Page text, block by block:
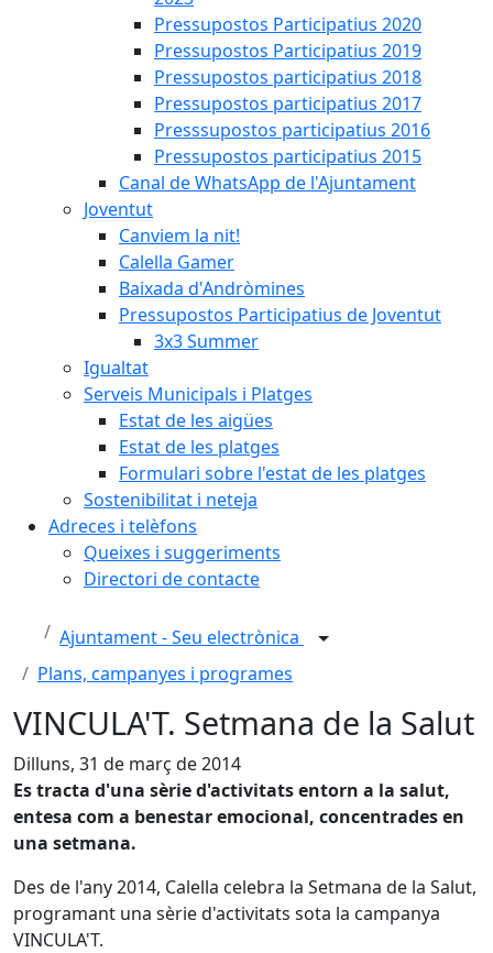
Pressupostos Participatius 2020
Pressupostos Participatius 2019
Pressupostos participatius 2018
Pressupostos participatius 2017
Presssupostos participatius 2016
Pressupostos participatius 2015
Canal de WhatsApp de l'Ajuntament
Joventut
Canviem la nit!
Calella Gamer
Baixada d'Andròmines
Pressupostos Participatius de Joventut
3x3 Summer
Igualtat
Serveis Municipals i Platges
Estat de les aigües
Estat de les platges
Formulari sobre l'estat de les platges
Sostenibilitat i neteja
Adreces i telèfons
Queixes i suggeriments
Directori de contacte
Ajuntament - Seu electrònica
Plans, campanyes i programes
VINCULA'T. Setmana de la Salut
Dilluns, 31 de març de 2014
Es tracta d'una sèrie d'activitats entorn a la salut,
entesa com a benestar emocional, concentrades en
una setmana.
Des de l'any 2014, Calella celebra la Setmana de la Salut,
programant una sèrie d'activitats sota la campanya
VINCULA'T.